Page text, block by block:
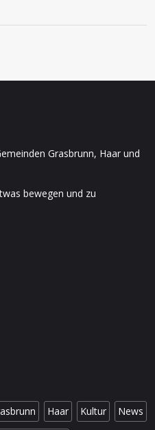
Grasbrunn, Haar und
bewegen und zu
Haar Kultur News